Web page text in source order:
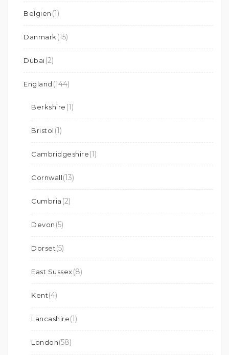
Belgien (1)
Danmark (15)
Dubai(2)
England (144)
Berkshire (1)
Bristol (1)
Cambridgeshire(1)
Cornwall(13)
Cumbria (2)
Devon (5)
Dorset(5)
East Sussex(8)
Kent(4)
Lancashire(1)
London(58)